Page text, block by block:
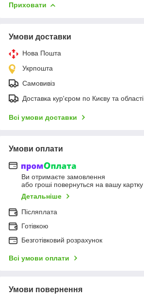
Приховати
Умови доставки
Нова Пошта
Укрпошта
Самовивіз
Доставка кур'єром по Києву та області
Всі умови доставки
Умови оплати
Ви отримаєте замовлення
або гроші повернуться на вашу картку
Детальніше
Післяплата
Готівкою
Безготівковий розрахунок
Всі умови оплати
Умови повернення